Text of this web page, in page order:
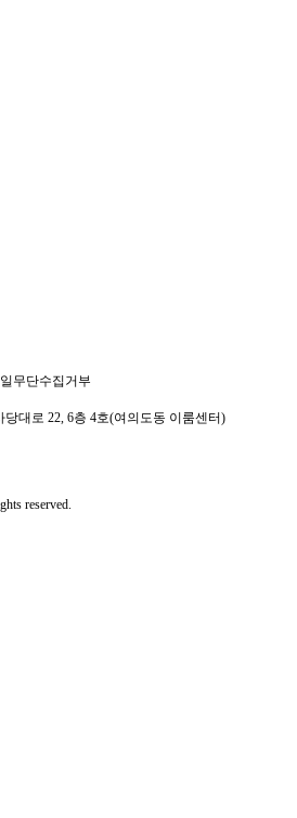
무단수집거부
대로 22, 6층 4호(여의도동 이룸센터)
reserved.